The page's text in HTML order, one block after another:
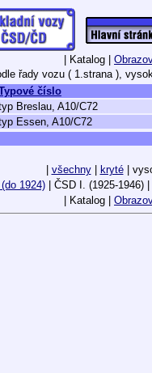
| Katalog |
řady vozu ( 1.strana ),
číslo
Breslau, A10/C72
Essen, A10/C72
všechny| kryté|
1924) | ČSD I. (1925-1946) |
| Katalog |